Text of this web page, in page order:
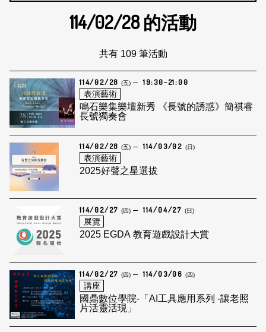
114/02/28的活動
共有 109 筆活動
114/02/28 (五)
19:30-21:00
表演藝術
鳴石樂集樂壇新秀 《長號的誘惑》簡祺睿
長號獨奏會
114/02/28 (五) 114/03/02 (日)
表演藝術
2025好聲之星選拔
114/02/27 (四) 114/04/27 (日)
展覽
2025 EGDA 教育遊戲設計大賞
114/02/27 (四) 114/03/06 (四)
講座
國鼎數位學院-「AI工具應用系列 -讓老照
片活靈活現」